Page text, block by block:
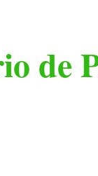
de